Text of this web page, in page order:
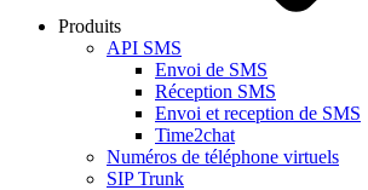
Produits
API SMS
Envoi de SMS
Réception SMS
Envoi et reception de SMS
Time2chat
Numéros de téléphone virtuels
SIP Trunk